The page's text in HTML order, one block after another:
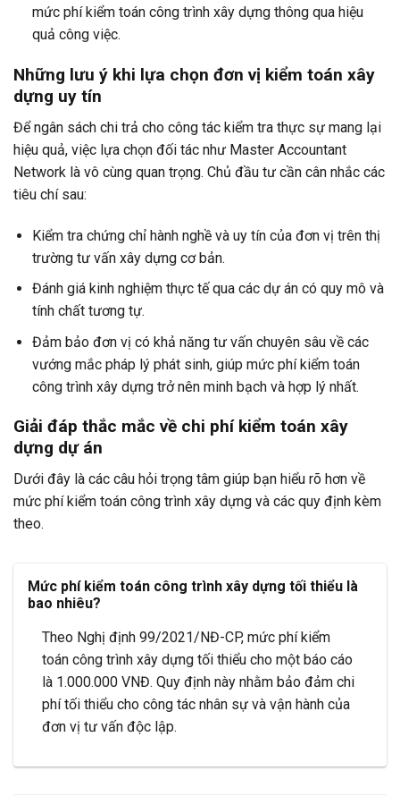
mức phí kiểm toán công trình xây dựng thông qua hiệu
quả công việc.
Những lưu ý khi lựa chọn đơn vị kiểm toán xây
dựng uy tín
Để ngân sách chi trả cho công tác kiểm tra thực sự mang lại
hiệu quả, việc lựa chọn đối tác như Master Accountant
Network là vô cùng quan trọng. Chủ đầu tư cần cân nhắc các
tiêu chí sau:
Kiểm tra chứng chỉ hành nghề và uy tín của đơn vị trên thị
trường tư vấn xây dựng cơ bản.
Đánh giá kinh nghiệm thực tế qua các dự án có quy mô và
tính chất tương tự.
Đảm bảo đơn vị có khả năng tư vấn chuyên sâu về các
vướng mắc pháp lý phát sinh, giúp mức phí kiểm toán
công trình xây dựng trở nên minh bạch và hợp lý nhất.
Giải đáp thắc mắc về chi phí kiểm toán xây
dựng dự án
Dưới đây là các câu hỏi trọng tâm giúp bạn hiểu rõ hơn về
mức phí kiểm toán công trình xây dựng và các quy định kèm
theo.
Mức phí kiểm toán công trình xây dựng tối thiểu là
bao nhiêu?
Theo Nghị định 99/2021/NĐ-CP, mức phí kiểm
toán công trình xây dựng tối thiểu cho một báo cáo
là 1.000.000 VNĐ. Quy định này nhằm bảo đảm chi
phí tối thiểu cho công tác nhân sự và vận hành của
đơn vị tư vấn độc lập.